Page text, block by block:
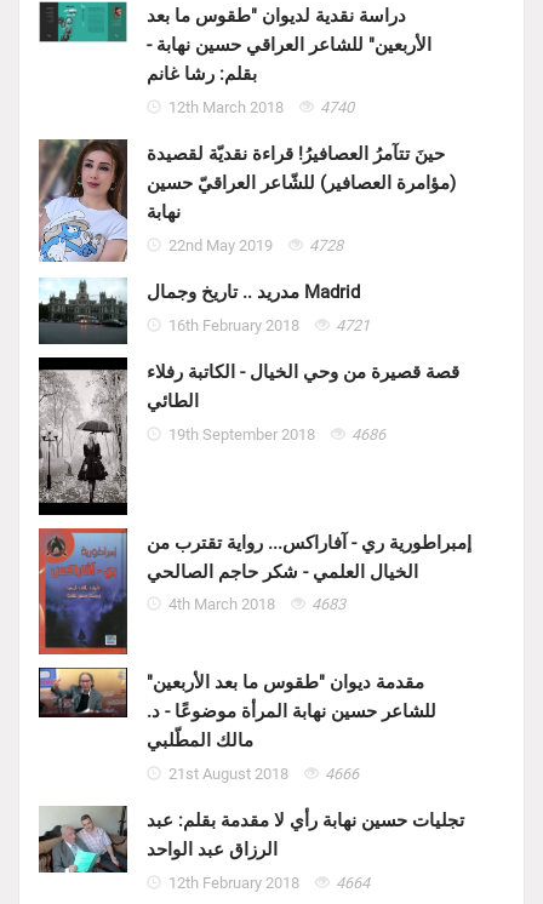
دراسة نقدية لديوان "طقوس ما بعد
الأربعين" للشاعر العراقي حسين نهابة -
بقلم: رشا غانم
12th March 2018 4740
حينَ تتآمرُ العصافيرُ! قراءة نقديّة لقصيدة
(مؤامرة العصافير) للشّاعر العراقيّ حسين
نهابة
22nd May 2019 4728
مدريد .. تاريخ وجمال Madrid
16th February 2018 4721
قصة قصيرة من وحي الخيال - الكاتبة رفلاء
الطائي
19th September 2018 4686
إمبراطورية ري - آفاراكس... رواية تقترب من
الخيال العلمي - شكر حاجم الصالحي
4th March 2018 4683
مقدمة ديوان "طقوس ما بعد الأربعين"
للشاعر حسين نهابة المرأة موضوعًا - د.
مالك المطّلبي
21st August 2018 4666
تجليات حسين نهابة رأي لا مقدمة بقلم: عبد
الرزاق عبد الواحد
12th February 2018 4664